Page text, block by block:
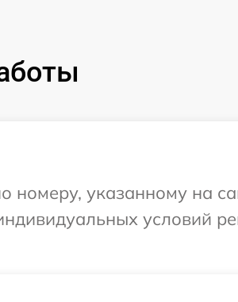
указанному на
условий